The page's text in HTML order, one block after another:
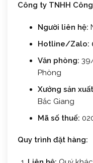
Công ty TNHH
Người liên hệ:
Hotline/Zalo:
Văn phòng:
Phòng
Xưởng sản
Bắc Giang
Mã số thuế:
Quy trình đặt hàng: